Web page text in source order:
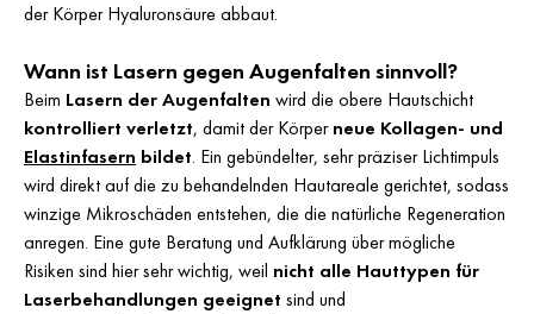
der Körper Hyaluronsäure abbaut.
Wann ist Lasern gegen Augenfalten sinnvoll?
Beim Lasern der Augenfalten wird die obere Hautschicht
kontrolliert verletzt, damit der Körperneue Kollagen- und
Elastinfasern bildet. Ein gebündelter, sehr präziser Lichtimpuls
wird direkt auf die zu behandelnden Hautareale gerichtet, sodass
winzige Mikroschäden entstehen, die die natürliche Regeneration
anregen. Eine gute Beratung und Aufklärung über mögliche
Risiken sind hier sehr wichtig, weil nicht alle Hauttypen für
Laserbehandlungen geeignet sind und